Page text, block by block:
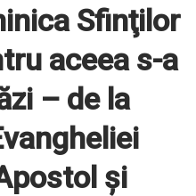
Sfinţilor
aceea s-a
– de la
şi